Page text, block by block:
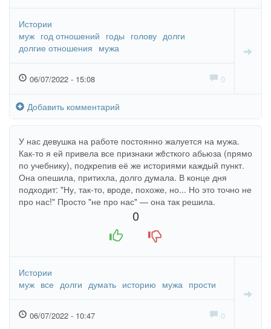
Истории
муж год отношений годы голову долги
долгие отношения мужа
06/07/2022 - 15:08 0
Добавить комментарий
У нас девушка на работе постоянно жалуется на мужа.
Как-то я ей привела все признаки жëсткого абьюза (прямо
по учебнику), подкрепив её же историями каждый пункт.
Она опешила, притихла, долго думала. В конце дня
подходит: "Ну, так-то, вроде, похоже, но... Но это точно не
про нас!" Просто "не про нас" — она так решила.
0
Истории
муж все долги думать историю мужа прости
06/07/2022 - 10:47 0